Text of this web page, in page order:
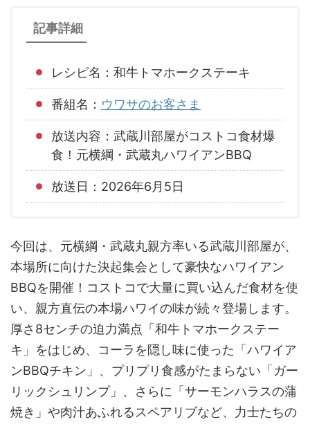
記事詳細
レシピ名：和牛トマホークステーキ
番組名： ウワサのお客さま
放送内容：武蔵川部屋がコストコ食材爆
食！元横綱・武蔵丸ハワイアンBBQ
放送日：2026年6月5日
今回は、元横綱・武蔵丸親方率いる武蔵川部屋が、
本場所に向けた決起集会として豪快なハワイアン
BBQを開催！コストコで大量に買い込んだ食材を使
い、親方直伝の本場ハワイの味が続々登場します。
厚さ8センチの迫力満点「和牛トマホークステー
キ」をはじめ、コーラを隠し味に使った「ハワイア
ンBBQチキン」、プリプリ食感がたまらない「ガー
リックシュリンプ」、さらに「サーモンハラスの蒲
焼き」や肉汁あふれるスペアリブなど、力士たちの